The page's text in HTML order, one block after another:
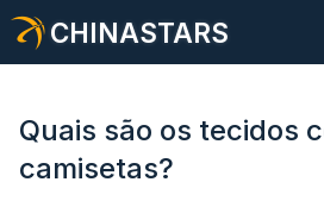
CHINASTARS
Quais são os tecidos
camisetas?